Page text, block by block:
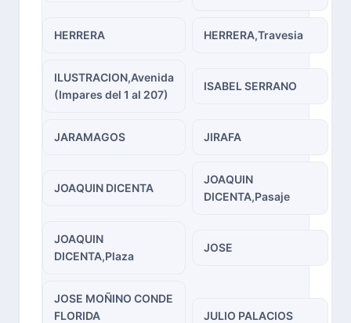
HERRERA HERRERA,Travesia
ILUSTRACION,Avenida
(Impares del 1 al 207)
ISABEL SERRANO
JARAMAGOS JIRAFA
JOAQUIN DICENTA
JOAQUIN
DICENTA,Pasaje
JOAQUIN
DICENTA,Plaza
JOSE
JOSE MOÑINO CONDE
FLORIDA
JULIO PALACIOS